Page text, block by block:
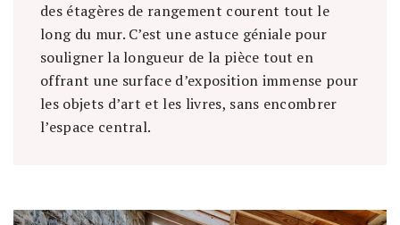
des étagères de rangement courent tout le
long du mur. C’est une astuce géniale pour
souligner la longueur de la pièce tout en
offrant une surface d’exposition immense pour
les objets d’art et les livres, sans encombrer
l’espace central.